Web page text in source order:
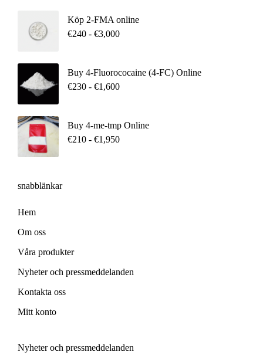
Köp 2-FMA online
€240 - €3,000
Buy 4-Fluorococaine (4-FC) Online
€230 - €1,600
Buy 4-me-tmp Online
€210 - €1,950
snabblänkar
Hem
Om oss
Våra produkter
Nyheter och pressmeddelanden
Kontakta oss
Mitt konto
Nyheter och pressmeddelanden